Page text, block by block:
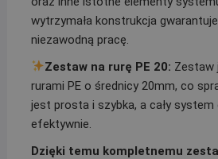
wytrzymała konstrukcja gwarantuje
niezawodną pracę.
Zestaw na rurę PE 20: Zestaw
rurami PE o średnicy 20mm, co
jest prosta i szybka, a cały system
efektywnie.
Dzięki temu kompletnemu